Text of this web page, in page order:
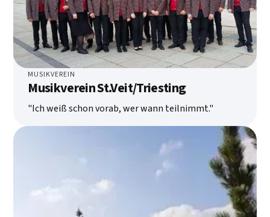
MUSIKVEREIN
Musikverein St.Veit/Triesting
"Ich weiß schon vorab, wer wann teilnimmt."